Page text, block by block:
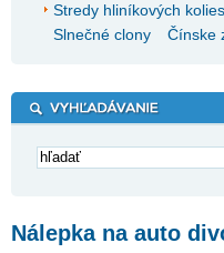
Stredy hliníkových kolies
Slnečné clony
Čínske
Nálepka na auto